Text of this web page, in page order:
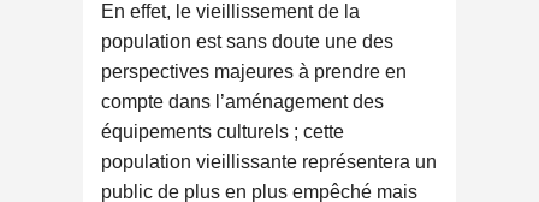
En effet, le vieillissement de la
population est sans doute une des
perspectives majeures à prendre en
compte dans l’aménagement des
équipements culturels ; cette
population vieillissante représentera un
public de plus en plus empêché mais